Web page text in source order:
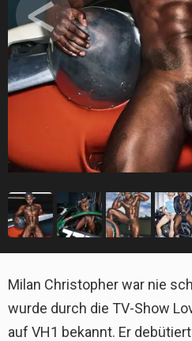
Milan Christopher war nie
wurde durch die TV-Show
auf VH1 bekannt. Er